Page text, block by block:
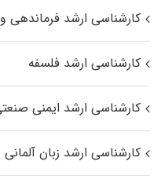
کارشناسی ارشد فرماندهی
کارشناسی ارشد فلسفه
کارشناسی ارشد ایمنی
کارشناسی ارشد زبان آلمانی